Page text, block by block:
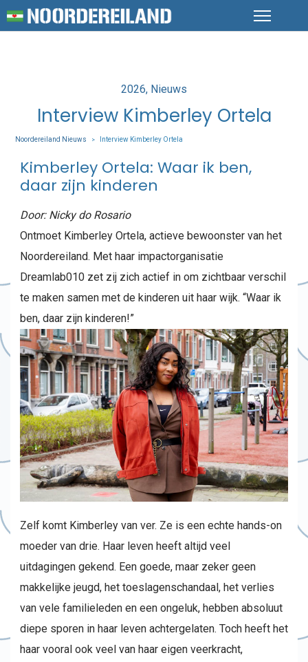
Posted
in
2026 Nieuws
Interview Kimberley Ortela
Noordereiland Nieuws > Interview Kimberley Ortela
Kimberley Ortela: Waar ik ben,
daar zijn kinderen
Door: Nicky do Rosario
Ontmoet Kimberley Ortela, actieve bewoonster van het
Noordereiland. Met haar impactorganisatie
Dreamlab010 zet zij zich actief in om zichtbaar verschil
te maken samen met de kinderen uit haar wijk. “Waar ik
ben, daar zijn kinderen!”
Zelf komt Kimberley van ver. Ze is een echte hands-on
moeder van drie. Haar leven heeft altijd veel
uitdagingen gekend. Een goede, maar zeker geen
makkelijke jeugd, het toeslagenschandaal, het verlies
van vele familieleden en een ongeluk, hebben absoluut
diepe sporen in haar leven achtergelaten. Toch heeft het
haar vooral ook veel van haar eigen veerkracht,